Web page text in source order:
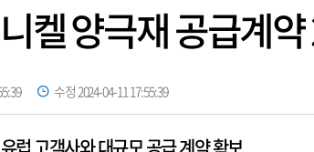
켈 양극재 공급계
수정 2024-04-11 17:55:39